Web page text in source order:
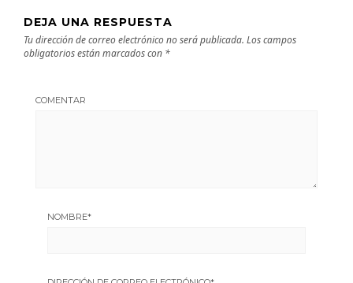
DEJA UNA RESPUESTA
Tu dirección de correo electrónico no será publicada. Los campos
obligatorios están marcados con *
COMENTAR
NOMBRE*